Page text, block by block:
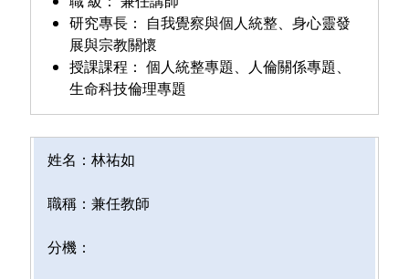
研究專長： 自我覺察與個人統整、身心靈發
展與宗教關懷
授課課程： 個人統整專題、人倫關係專題、
生命科技倫理專題
姓名： 林祐如
職稱： 兼任教師
分機：